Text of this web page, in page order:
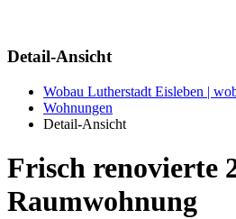
Detail-Ansicht
Wobau Lutherstadt Eisleben |
Wohnungen
Detail-Ansicht
Frisch renovierte
Raumwohnung